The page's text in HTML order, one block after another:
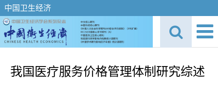
中国卫生经济
我国医疗服务价格管理体制研究综述